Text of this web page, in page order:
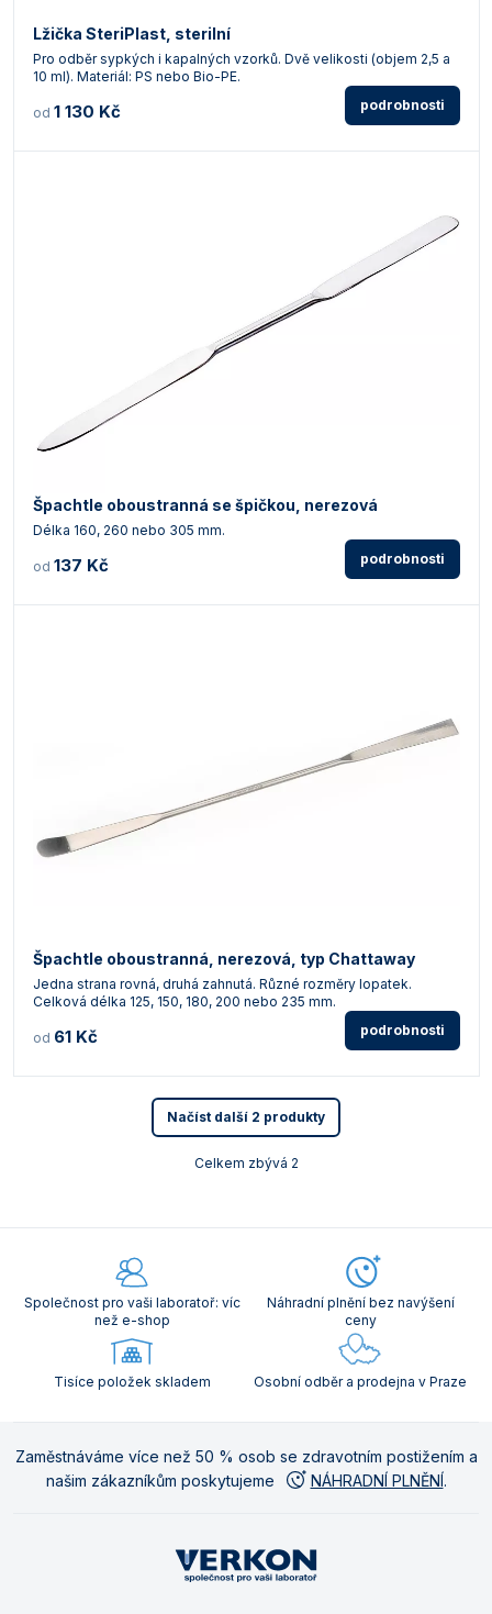
Lžička SteriPlast, sterilní
Pro odběr sypkých i kapalných vzorků. Dvě velikosti (objem 2,5 a
10 ml). Materiál: PS nebo Bio-PE.
od 1 130 Kč podrobnosti
Špachtle oboustranná se špičkou, nerezová
Délka 160, 260 nebo 305 mm.
od 137 Kč podrobnosti
Špachtle oboustranná, nerezová, typ Chattaway
Jedna strana rovná, druhá zahnutá. Různé rozměry lopatek.
Celková délka 125, 150, 180, 200 nebo 235 mm.
od 61 Kč podrobnosti
Načíst další 2 produkty
Celkem zbývá 2
Společnost pro vaši laboratoř: víc
než e-shop
Náhradní plnění bez navýšení
ceny
Tisíce položek skladem Osobní odběr a prodejna v Praze
Zaměstnáváme více než 50 % osob se zdravotním postižením a
našim zákazníkům poskytujeme
NÁHRADNÍ PLNĚNÍ.